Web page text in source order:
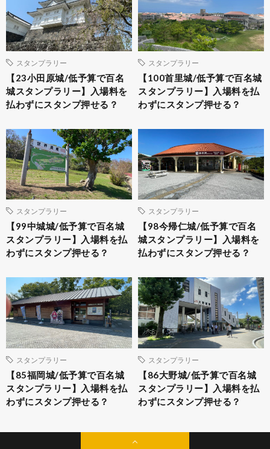
スタンプラリー
【23小田原城/低予算で百名
城スタンプラリー】入場料を
払わずにスタンプ押せる？
スタンプラリー
【100首里城/低予算で百名城
スタンプラリー】入場料を払
わずにスタンプ押せる？
スタンプラリー
【99中城城/低予算で百名城
スタンプラリー】入場料を払
わずにスタンプ押せる？
スタンプラリー
【98今帰仁城/低予算で百名
城スタンプラリー】入場料を
払わずにスタンプ押せる？
スタンプラリー
【85福岡城/低予算で百名城
スタンプラリー】入場料を払
わずにスタンプ押せる？
スタンプラリー
【86大野城/低予算で百名城
スタンプラリー】入場料を払
わずにスタンプ押せる？